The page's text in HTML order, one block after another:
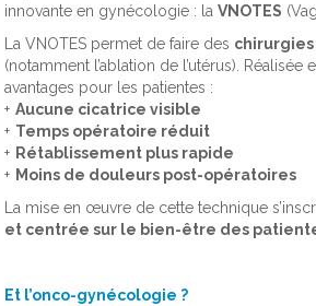
innovante en gynécologie : la VNOTES
La VNOTES permet de faire des chirurgies
(notamment l’ablation de l’utérus). Réalisée
avantages pour les patientes :
Aucune cicatrice visible
Temps opératoire réduit
Rétablissement plus rapide
Moins de douleurs post-opératoires
La mise en œuvre de cette technique
et centrée sur le bien-être des
Et l’onco-gynécologie ?